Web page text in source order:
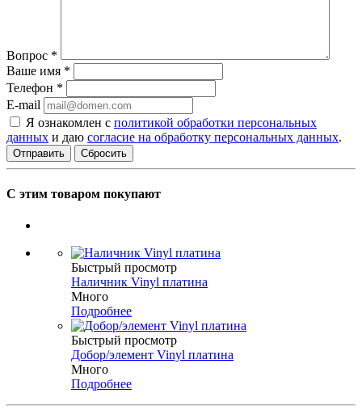
Вопрос *
Ваше имя *
Телефон *
E-mail
Я ознакомлен с политикой обработки персональных
данных и даю согласие на обработку персональных данных.
Сбросить
С этим товаром покупают
Быстрый просмотр
Наличник Vinyl платина
Много
Подробнее
Быстрый просмотр
Добор/элемент Vinyl платина
Много
Подробнее